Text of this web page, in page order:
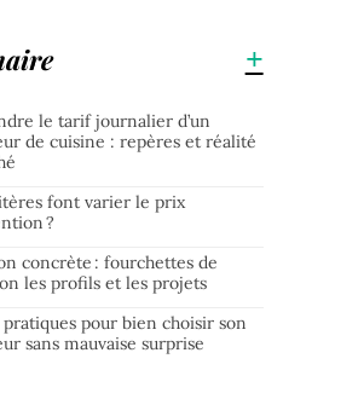
le tarif journalier d’un
de cuisine : repères et réalité
font varier le prix
?
concrète : fourchettes de
les profils et les projets
pratiques pour bien choisir son
sans mauvaise surprise